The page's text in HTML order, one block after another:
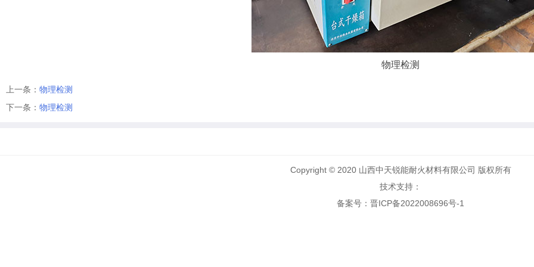
物理检测
上一条： 物理检测
下一条： 物理检测
Copyright © 2020 山西中天锐能耐火材料有限公司 版权所有
技术支持：
备案号：晋ICP备2022008696号-1